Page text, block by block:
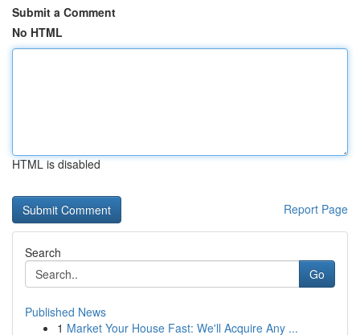
Submit a Comment
No HTML
HTML is disabled
Report Page
Search
Go
Published News
1 Market Your House Fast: We'll Acquire Any ...